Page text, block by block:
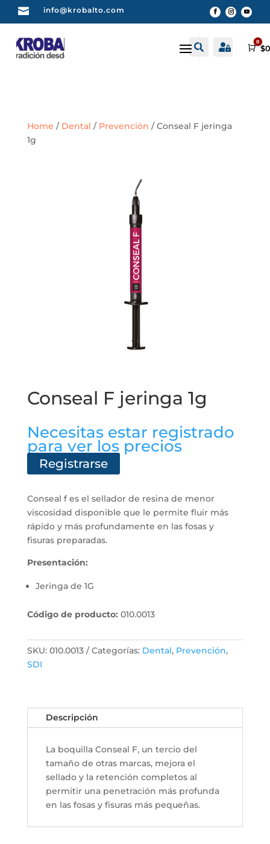
 info@krobalto.com
 Buscar
 Cuenta
0
$
Home / Dental / Prevención / Conseal F jeringa
1g
Conseal F jeringa 1g
Necesitas estar registrado
para ver los precios
Registrarse
Conseal f es el sellador de resina de menor
viscosidad disponible que le permite fluir más
rápido y más profundamente en las fosas y
fisuras preparadas.
Presentación:
Jeringa de 1G
Código de producto: 010.0013
SKU: 010.0013 Categorías: Dental, Prevención,
SDI
Descripción
La boquilla Conseal F, un tercio del
tamaño de otras marcas, mejora el
sellado y la retención completos al
permitir una penetración más profunda
en las fosas y fisuras más pequeñas.